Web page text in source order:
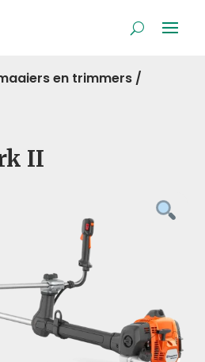
en trimmers /
II